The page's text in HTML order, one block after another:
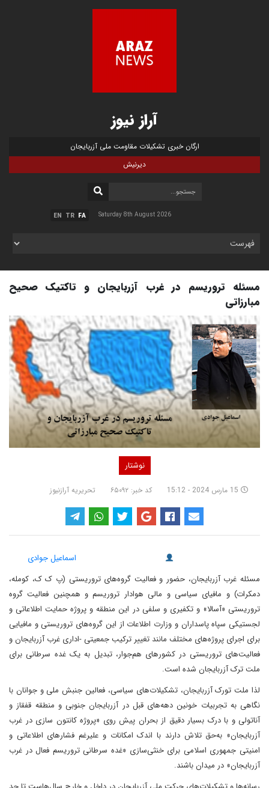
آراز نیوز
ارگان خبری تشکیلات مقاومت ملی آزربایجان
دیرنیش
FA
TR
EN Saturday 8th August 2026
مسئله تروریسم در غرب آزربایجان و تاکتیک صحیح
مبارزاتی
نوشتار
15 مارس 2024 - 15:12 کد خبر: ۶۵۰۹۲ تحریریه آرازنیوز
اسماعیل جوادی
مسئله غرب آزربایجان، حضور و فعالیت گروه‌های تروریستی (پ ک ک، کومله،
دمکرات) و مافیای سیاسی و مالی هوادار تروریسم و همچنین فعالیت گروه
تروریستی «آسالا» و تکفیری و سلفی در این منطقه و پروژه حمایت اطلاعاتی و
لجستیکی سپاه پاسداران و وزارت اطلاعات از این گروه‌های تروریستی و مافیایی
برای اجرای پروژه‌های مختلف مانند تغییر ترکیب جمعیتی -اداری غرب آزربایجان و
فعالیت‌های تروریستی در کشورهای هم‌جوار، تبدیل به یک غده سرطانی برای
ملت ترک آزربایجان شده است.
لذا ملت تورک آزربایجان، تشکیلات‌های سیاسی، فعالین جنبش ملی و جوانان با
نگاهی به تجربیات خونین دهه‌های قبل در آزربایجان جنوبی و منطقه قفقاز و
آناتولی و با درک بسیار دقیق از بحران پیش روی «پروژه کانتون سازی در غرب
آزربایجان» به‌حق تلاش دارند با اندک امکانات و علیرغم فشارهای اطلاعاتی و
امنیتی جمهوری اسلامی برای خنثی‌سازی «غده سرطانی تروریسم فعال در غرب
آزربایجان» در میدان باشند.